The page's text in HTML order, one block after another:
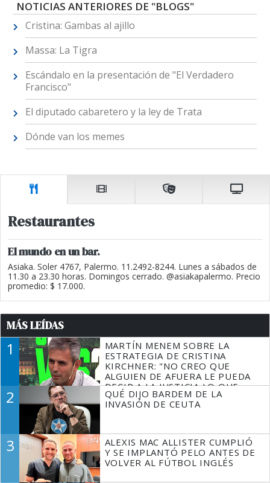
NOTICIAS ANTERIORES DE "BLOGS"
Cristina: Gambas al ajillo
Massa: La Tigra
Escándalo en la presentación de "El Verdadero
Francisco"
El diputado cabaretero y la ley de Trata
Dónde van los memes
Restaurantes
El mundo en un bar.
Asiaka. Soler 4767, Palermo. 11.2492-8244. Lunes a sábados de
11.30 a 23.30 horas. Domingos cerrado. @asiakapalermo. Precio
promedio: $ 17.000.
MÁS LEÍDAS
1
MARTÍN MENEM SOBRE LA
ESTRATEGIA DE CRISTINA
KIRCHNER: "NO CREO QUE
ALGUIEN DE AFUERA LE PUEDA
DECIR A LA JUSTICIA LO QUE
TIENE QUE HACER"
2
QUÉ DIJO BARDEM DE LA
INVASIÓN DE CEUTA
3
ALEXIS MAC ALLISTER CUMPLIÓ
Y SE IMPLANTÓ PELO ANTES DE
VOLVER AL FÚTBOL INGLÉS